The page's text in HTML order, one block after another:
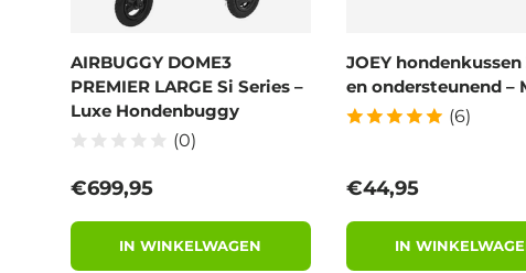
AIRBUGGY DOME3
PREMIER LARGE Si Series –
Luxe Hondenbuggy
(0)
Reguliere prijs
€699,95
IN WINKELWAGEN
JOEY
en ondersteunend –
(6)
Reguliere prijs
€44,95
IN